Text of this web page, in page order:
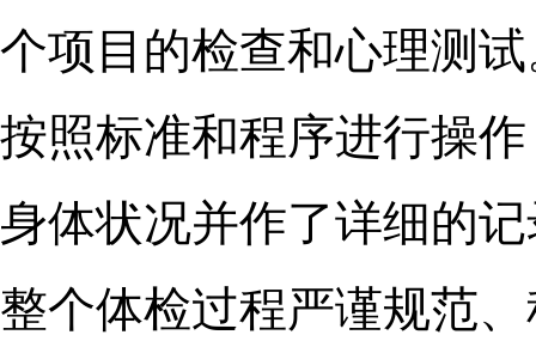
个项目的检查和心理测
按照标准和程序进行操
身体状况并作了详细的
整个体检过程严谨规范